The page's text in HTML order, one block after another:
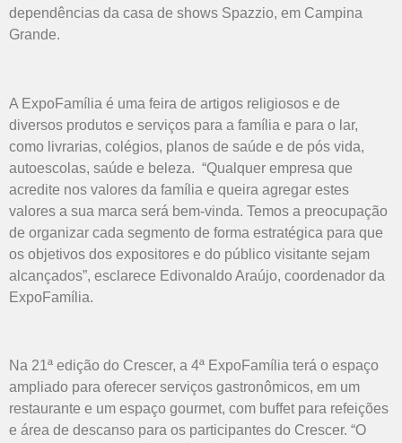
dependências da casa de shows Spazzio, em Campina
Grande.
A ExpoFamília é uma feira de artigos religiosos e de
diversos produtos e serviços para a família e para o lar,
como livrarias, colégios, planos de saúde e de pós vida,
autoescolas, saúde e beleza. “Qualquer empresa que
acredite nos valores da família e queira agregar estes
valores a sua marca será bem-vinda. Temos a preocupação
de organizar cada segmento de forma estratégica para que
os objetivos dos expositores e do público visitante sejam
alcançados”, esclarece Edivonaldo Araújo, coordenador da
ExpoFamília.
Na 21ª edição do Crescer, a 4ª ExpoFamília terá o espaço
ampliado para oferecer serviços gastronômicos, em um
restaurante e um espaço gourmet, com buffet para refeições
e área de descanso para os participantes do Crescer. “O